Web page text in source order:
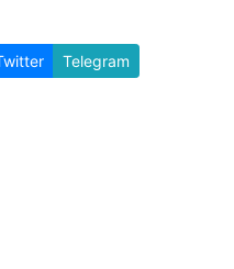
Telegram